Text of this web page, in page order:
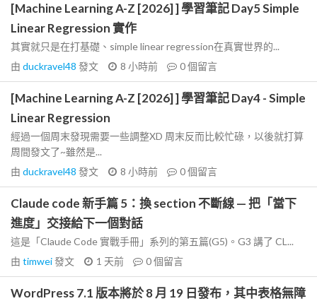
[Machine Learning A-Z [2026] ] 學習筆記 Day5 Simple
Linear Regression 實作
其實就只是在打基礎、simple linear regression在真實世界的...
由 duckravel48 發文 8 小時前 0個留言
[Machine Learning A-Z [2026] ] 學習筆記 Day4 - Simple
Linear Regression
經過一個周末發現需要一些調整XD 周末反而比較忙碌，以後就打算
周間發文了~雖然是...
由 duckravel48 發文 8 小時前 0個留言
Claude code 新手篇 5：換 section 不斷線 — 把「當下
進度」交接給下一個對話
這是「Claude Code 實戰手冊」系列的第五篇(G5)。G3 講了 CL...
由 timwei發文 1 天前 0個留言
WordPress 7.1 版本將於 8 月 19 日發布，其中表格無障